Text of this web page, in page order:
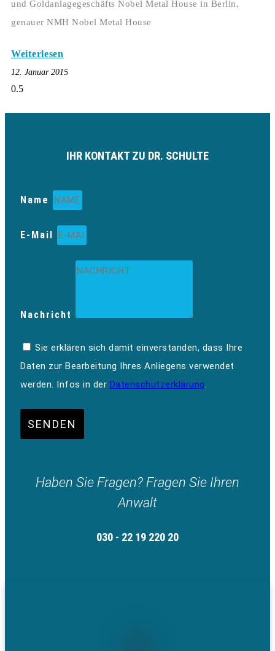
und Goldanlagegeschäfts Nobel Metal House in Berlin,
genauer NMH Nobel Metal House
Weiterlesen
12. Januar 2015
IHR KONTAKT ZU DR. SCHULTE
Name
E-Mail
Nachricht
Sie erklären sich damit einverstanden, dass Ihre
Daten zur Bearbeitung Ihres Anliegens verwendet
werden. Infos in der Datenschutzerklärung.
SENDEN
Haben Sie Fragen? Fragen Sie Ihren
Anwalt
030 - 22 19 220 20